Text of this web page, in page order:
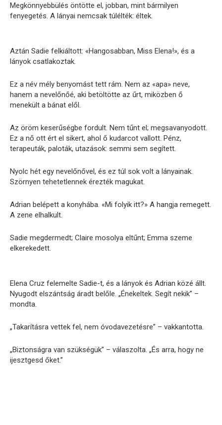
Megkönnyebbülés öntötte el, jobban, mint bármilyen
fenyegetés. A lányai nemcsak túlélték: éltek.
Aztán Sadie felkiáltott: «Hangosabban, Miss Elena!», és a
lányok csatlakoztak.
Ez a név mély benyomást tett rám. Nem az «apa» neve,
hanem a nevelőnőé, aki betöltötte az űrt, miközben ő
menekült a bánat elől.
Az öröm keserűségbe fordult. Nem tűnt el; megsavanyodott.
Ez a nő ott ért el sikert, ahol ő kudarcot vallott. Pénz,
terapeuták, paloták, utazások: semmi sem segített.
Nyolc hét egy nevelőnővel, és ez túl sok volt a lányainak.
Szörnyen tehetetlennek érezték magukat.
Adrian belépett a konyhába. «Mi folyik itt?» A hangja remegett.
A zene elhalkult.
Sadie megdermedt; Claire mosolya eltűnt; Emma szeme
elkerekedett.
Elena Cruz felemelte Sadie-t, és a lányok és Adrian közé állt.
Nyugodt elszántság áradt belőle. „Énekeltek. Segít nekik” –
mondta.
„Takarításra vettek fel, nem óvodavezetésre” – vakkantotta.
„Biztonságra van szükségük” – válaszolta. „És arra, hogy ne
ijesztgesd őket.”